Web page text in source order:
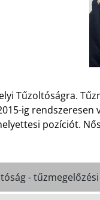
Tűzoltóságra.
ig rendszeresen
pozíciót.
-